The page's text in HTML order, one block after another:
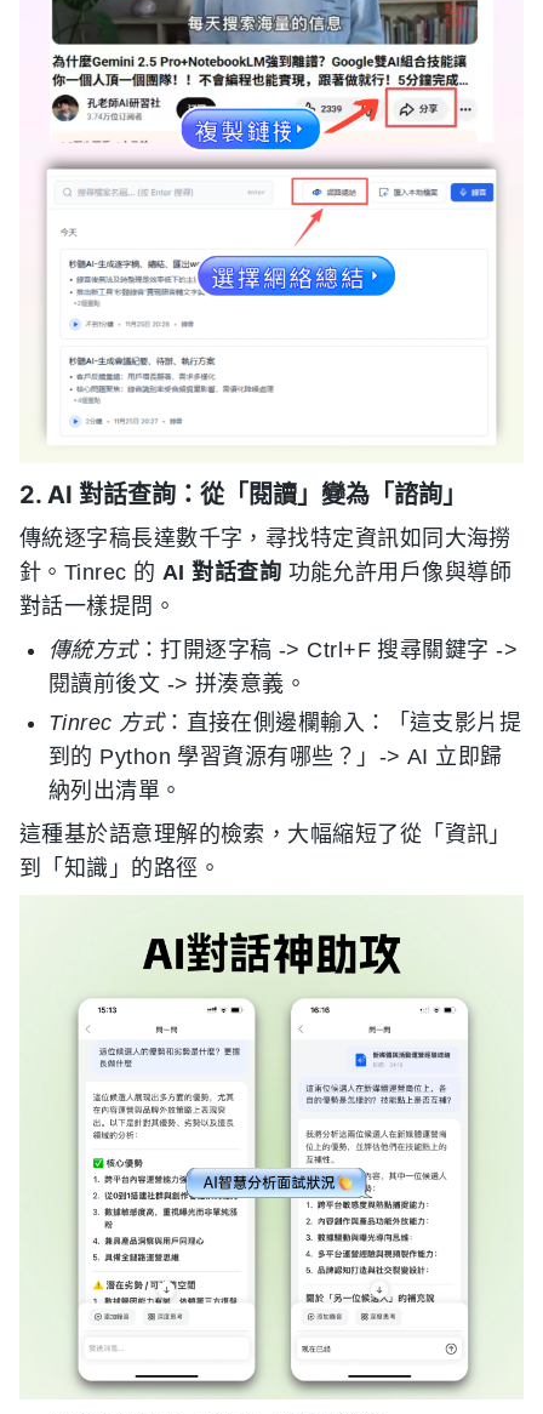
2. AI 對話查詢：從「閱讀」變為「諮詢」
傳統逐字稿長達數千字，尋找特定資訊如同大海撈
針。Tinrec 的 AI 對話查詢 功能允許用戶像與導師
對話一樣提問。
傳統方式：打開逐字稿 -> Ctrl+F 搜尋關鍵字 ->
閱讀前後文 -> 拼湊意義。
Tinrec 方式：直接在側邊欄輸入：「這支影片提
到的 Python 學習資源有哪些？」-> AI 立即歸
納列出清單。
這種基於語意理解的檢索，大幅縮短了從「資訊」
到「知識」的路徑。